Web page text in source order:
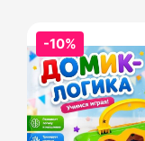
-10%